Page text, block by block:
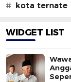
# kota ternate
WIDGET LIST